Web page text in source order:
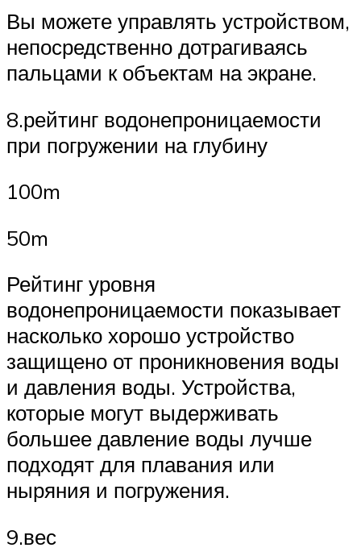
Вы можете управлять устройством,
непосредственно дотрагиваясь
пальцами к объектам на экране.
8.рейтинг водонепроницаемости
при погружении на глубину
100m
50m
Рейтинг уровня
водонепроницаемости показывает
насколько хорошо устройство
защищено от проникновения воды
и давления воды. Устройства,
которые могут выдерживать
большее давление воды лучше
подходят для плавания или
ныряния и погружения.
9.вес